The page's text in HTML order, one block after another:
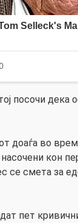
посочи дека
доаѓа во
кон
се смета за
пет